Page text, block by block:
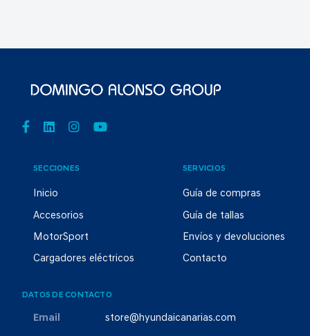
SECCIONES
Inicio
Accesorios
MotorSport
Cargadores eléctricos
SERVICIOS
Guía de compras
Guía de tallas
Envíos y devoluciones
Contacto
DATOS DE CONTACTO
Email store@hyundaicanarias.com